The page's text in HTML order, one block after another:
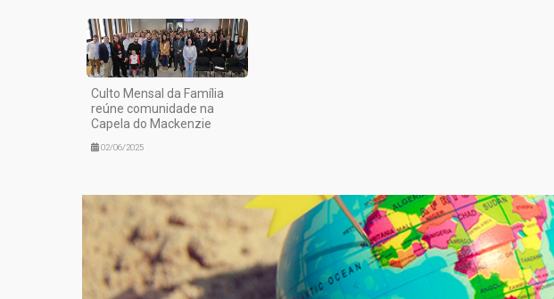
Culto Mensal da Família
reúne comunidade na
Capela do Mackenzie
02/06/2025